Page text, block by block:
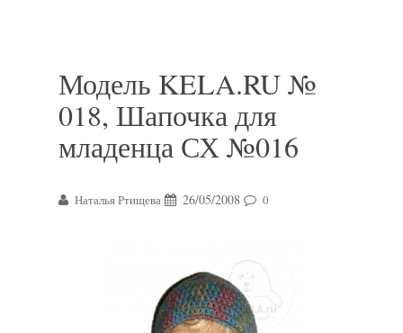
Модель KELA.RU №
018, Шапочка для
младенца СХ №016
Наталья Ртищева 26/05/2008 0